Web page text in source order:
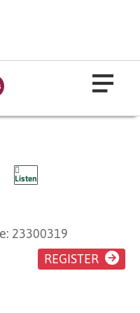
Listen
LA
DE
23300319
REGISTER